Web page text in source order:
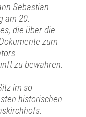
Sebastian
am 20.
die über die
zum
zu bewahren.
im so
historischen